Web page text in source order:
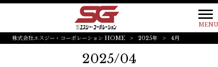
MENU
株式会社エスジー・コーポレーション HOME
> 2025年 > 4月
2025/04